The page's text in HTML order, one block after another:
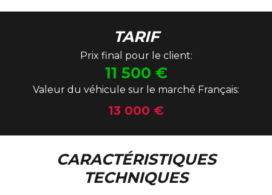
TARIF
Prix final pour le client:
11 500 €
Valeur du véhicule sur le marché Français:
13 000 €
CARACTÉRISTIQUES
TECHNIQUES